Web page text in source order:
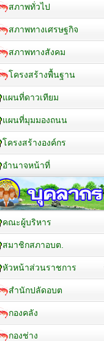
สภาพทั่วไป
สภาพทางเศรษฐกิจ
สภาพทางสังคม
โครงสร้างพื้นฐาน
แผนที่ดาวเทียม
แผนที่มุมมองถนน
โครงสร้างองค์กร
อำนาจหน้าที่
คณะผู้บริหาร
สมาชิกสภาอบต.
หัวหน้าส่วนราชการ
สำนักปลัดอบต
กองคลัง
กองช่าง